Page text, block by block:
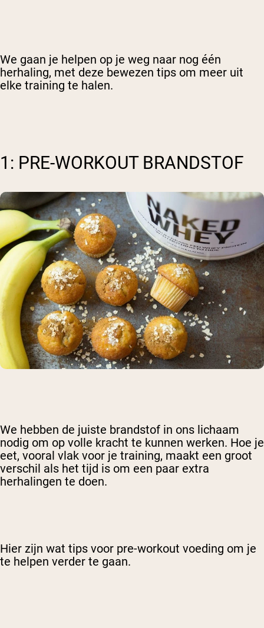
We gaan je helpen op je weg naar nog één
herhaling, met deze bewezen tips om meer uit
elke training te halen.
1: PRE-WORKOUT BRANDSTOF
We hebben de juiste brandstof in ons lichaam
nodig om op volle kracht te kunnen werken. Hoe je
eet, vooral vlak voor je training, maakt een groot
verschil als het tijd is om een paar extra
herhalingen te doen.
Hier zijn wat tips voor pre-workout voeding om je
te helpen verder te gaan.